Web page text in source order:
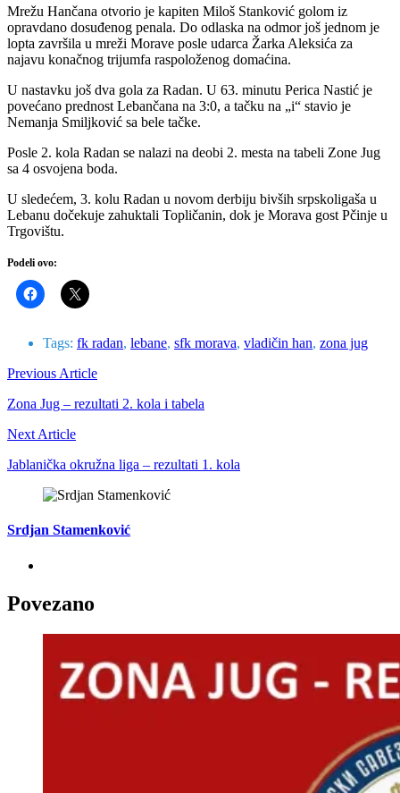
Mrežu Hančana otvorio je kapiten Miloš Stanković golom iz
opravdano dosuđenog penala. Do odlaska na odmor još jednom je
lopta završila u mreži Morave posle udarca Žarka Aleksića za
najavu konačnog trijumfa raspoloženog domaćina.
U nastavku još dva gola za Radan. U 63. minutu Perica Nastić je
povećano prednost Lebančana na 3:0, a tačku na „i“ stavio je
Nemanja Smiljković sa bele tačke.
Posle 2. kola Radan se nalazi na deobi 2. mesta na tabeli Zone Jug
sa 4 osvojena boda.
U sledećem, 3. kolu Radan u novom derbiju bivših srpskoligaša u
Lebanu dočekuje zahuktali Topličanin, dok je Morava gost Pčinje u
Trgovištu.
Podeli ovo:
Tags: fk radan, lebane, sfk morava, vladičin han, zona jug
Previous Article
Zona Jug – rezultati 2. kola i tabela
Next Article
Jablanička okružna liga – rezultati 1. kola
Srdjan Stamenković
Povezano